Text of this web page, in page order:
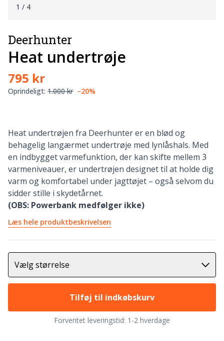
1 / 4
Deerhunter
Heat undertrøje
795 kr
Oprindeligt: 1.000 kr −20%
Heat undertrøjen fra Deerhunter er en blød og
behagelig langærmet undertrøje med lynlåshals. Med
en indbygget varmefunktion, der kan skifte mellem 3
varmeniveauer, er undertrøjen designet til at holde dig
varm og komfortabel under jagttøjet – også selvom du
sidder stille i skydetårnet.
(OBS: Powerbank medfølger ikke)
Læs hele produktbeskrivelsen
Vælg størrelse
Tilføj til indkøbskurv
Forventet leveringstid: 1-2 hverdage